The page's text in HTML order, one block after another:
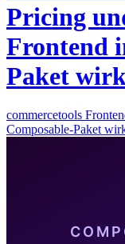
Pricing
Frontend
Paket
commercetools
Composable-Paket